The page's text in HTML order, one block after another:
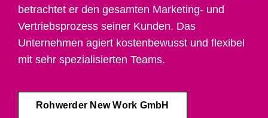
betrachtet er den gesamten Marketing- und
Vertriebsprozess seiner Kunden. Das
Unternehmen agiert kostenbewusst und flexibel
mit sehr spezialisierten Teams.
Rohwerder New Work GmbH